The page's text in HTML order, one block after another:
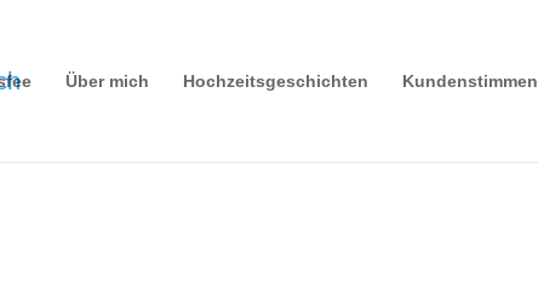
Über mich Hochzeitsgeschichten Kundenstimmen